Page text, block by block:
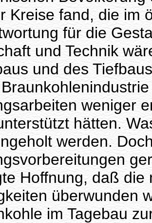
Kreise fand, die im
für die
und Technik
und des
weniger
hätten.
werden.
Hoffnung, daß
überwunden
im Tagebau